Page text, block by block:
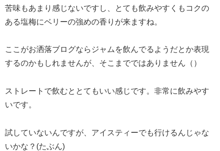
苦味もあまり感じないですし、とても飲みやすくもコクの
ある塩梅にベリーの強めの香りが来ますね。
ここがお洒落ブログならジャムを飲んでるようだとか表現
するのかもしれませんが、そこまでではありません（）
ストレートで飲むととてもいい感じです。非常に飲みやす
いです。
試していないんですが、アイスティーでも行けるんじゃな
いかな？(たぶん)